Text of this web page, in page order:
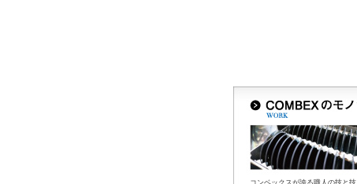
コンベックスが誇る職人の技と技